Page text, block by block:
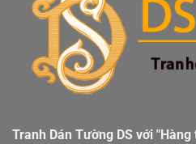
Tranh Dán Tường DS với